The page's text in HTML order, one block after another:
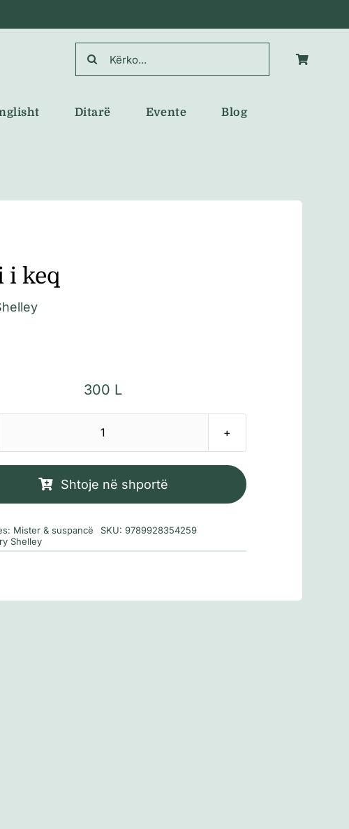
Search
for:
Ditarë Evente Blog
i keq
300 L
Sasi
i
Shtoje në shportë
Mister & suspancë SKU: 9789928354259
Shelley